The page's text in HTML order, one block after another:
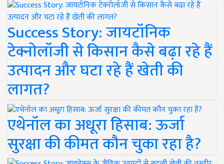
Success Story: जायटॉनिक
टेक्नोलॉजी से किसान कैसे बढ़ा रहे हैं
उत्पादन और घटा रहे हैं खेती की
लागत?
एथेनॉल का अधूरा हिसाब: ऊर्जा
सुरक्षा की कीमत कौन चुका रहा है?